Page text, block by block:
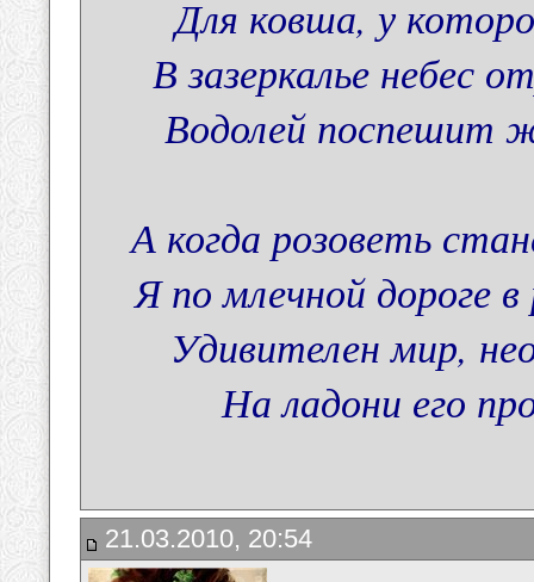
Для ковша, у
В зазеркалье небес
Водолей поспешит
А когда розоветь
Я по млечной дороге в
Удивителен мир,
На ладони его
21.03.2010, 20:54